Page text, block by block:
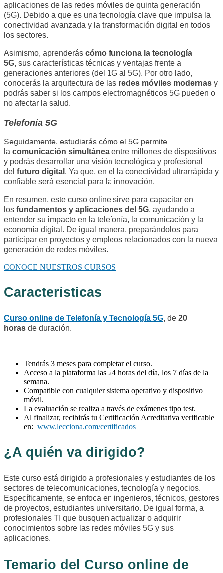
aplicaciones de las redes móviles de quinta generación
(5G). Debido a que es una tecnología clave que impulsa la
conectividad avanzada y la transformación digital en todos
los sectores.
Asimismo, aprenderás cómo funciona la tecnología
5G, sus características técnicas y ventajas frente a
generaciones anteriores (del 1G al 5G). Por otro lado,
conocerás la arquitectura de las redes móviles modernas y
podrás saber si los campos electromagnéticos 5G pueden o
no afectar la salud.
Telefonía 5G
Seguidamente, estudiarás cómo el 5G permite
la comunicación simultánea entre millones de dispositivos
y podrás desarrollar una visión tecnológica y profesional
del futuro digital . Ya que, en él la conectividad ultrarrápida y
confiable será esencial para la innovación.
En resumen, este curso online sirve para capacitar en
los fundamentos y aplicaciones del 5G, ayudando a
entender su impacto en la telefonía, la comunicación y la
economía digital. De igual manera, preparándolos para
participar en proyectos y empleos relacionados con la nueva
generación de redes móviles.
CONOCE NUESTROS CURSOS
Características
Curso online de Telefonía y Tecnología 5G, de 20
horas de duración.
Tendrás 3 meses para completar el curso.
Acceso a la plataforma las 24 horas del día, los 7 días de la
semana.
Compatible con cualquier sistema operativo y dispositivo
móvil.
La evaluación se realiza a través de exámenes tipo test.
Al finalizar, recibirás tu Certificación Acreditativa verificable
en: www.lecciona.com/certificados
¿A quién va dirigido?
Este curso está dirigido a profesionales y estudiantes de los
sectores de telecomunicaciones, tecnología y negocios.
Específicamente, se enfoca en ingenieros, técnicos, gestores
de proyectos, estudiantes universitario. De igual forma, a
profesionales TI que busquen actualizar o adquirir
conocimientos sobre las redes móviles 5G y sus
aplicaciones.
Temario del Curso online de